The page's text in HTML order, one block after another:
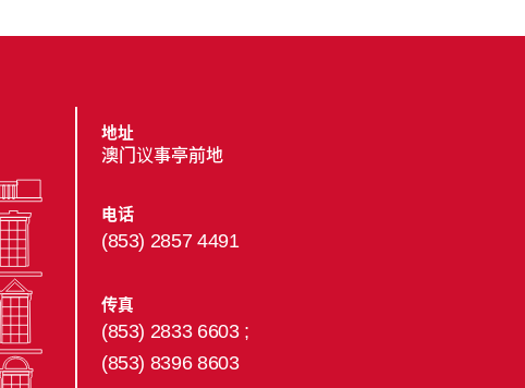
地址
澳门议事亭前地
电话
(853) 2857 4491
传真
(853) 2833 6603 ;
(853) 8396 8603